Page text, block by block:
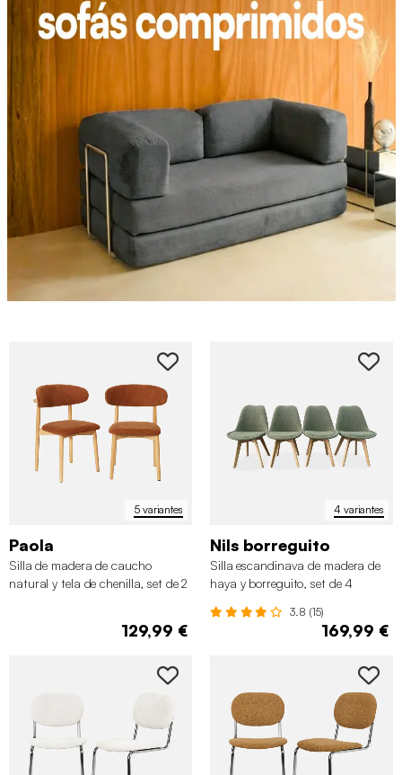
5 variantes
Paola
Silla de madera de caucho
natural y tela de chenilla, set de 2
129,99 €
4 variantes
Nils borreguito
Silla escandinava de madera de
haya y borreguito, set de 4
3.8 (15)
169,99 €